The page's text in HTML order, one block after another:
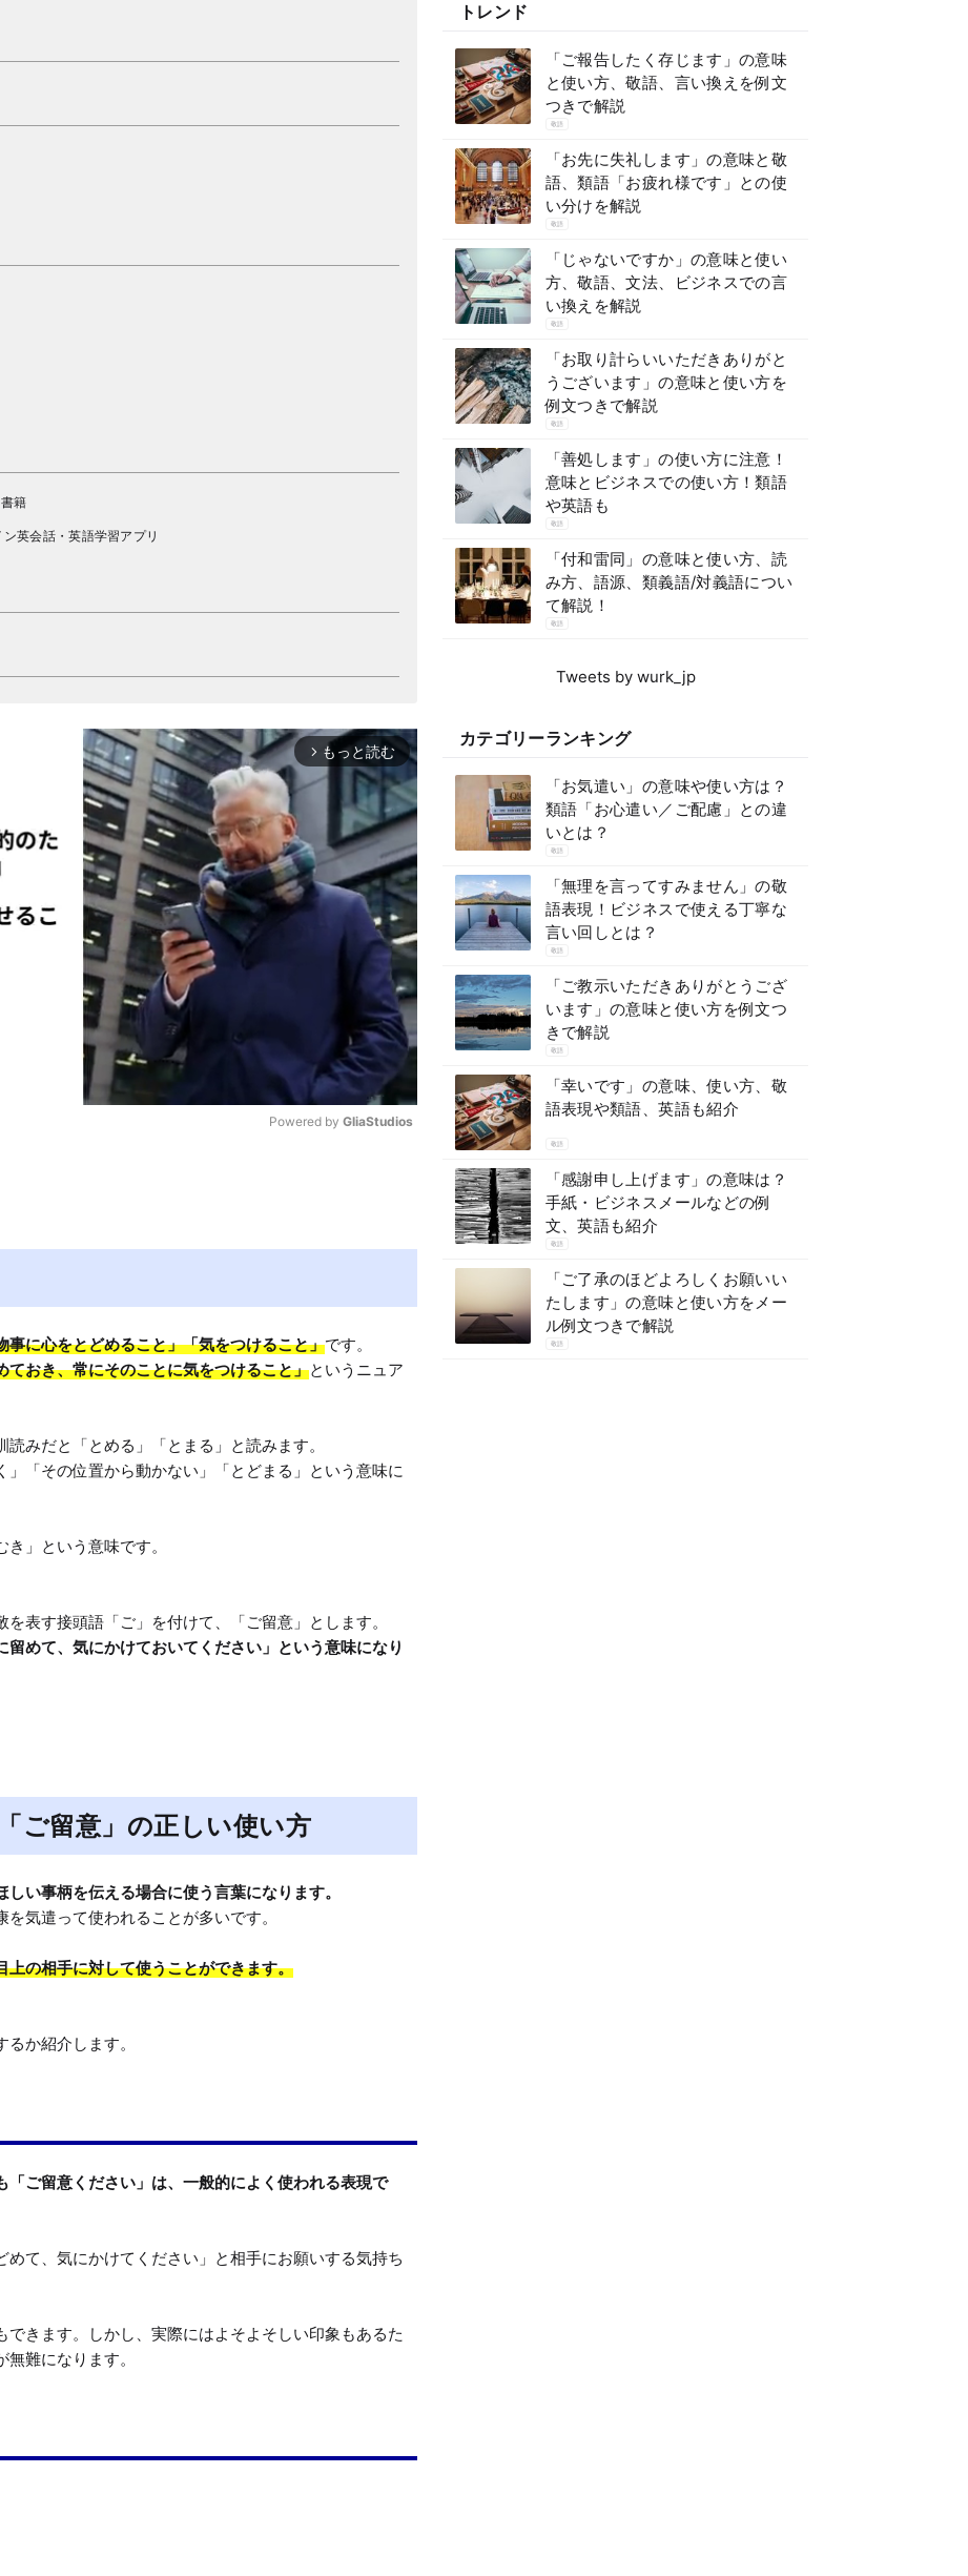
籍
英会話・英語学習アプリ
arrow_forward_ios もっと読む
Powered by GliaStudios
事に心をとどめること」「気をつけること」です。
ておき、常にそのことに気をつけること」というニュア
読みだと「とめる」「とまる」と読みます。
」「その位置から動かない」「とどまる」という意味に
き」という意味です。
留めて、気にかけておいてください」という意味になり
ご留意」の正しい使い方
しい事柄を伝える場合に使う言葉になります。
を気遣って使われることが多いです。
上の相手に対して使うことができます。
るか紹介します。
「ご留意ください」は、一般的によく使われる表現で
めて、気にかけてください」と相手にお願いする気持ち
できます。しかし、実際にはよそよそしい印象もあるた
難になります。
トレンド
「ご報告したく存じます」の意味
と使い方、敬語、言い換えを例文
つきで解説
敬語
「お先に失礼します」の意味と敬
語、類語「お疲れ様です」との使
い分けを解説
敬語
「じゃないですか」の意味と使い
方、敬語、文法、ビジネスでの言
い換えを解説
敬語
「お取り計らいいただきありがと
うございます」の意味と使い方を
例文つきで解説
敬語
「善処します」の使い方に注意！
意味とビジネスでの使い方！類語
や英語も
敬語
「付和雷同」の意味と使い方、読
み方、語源、類義語/対義語につい
て解説！
敬語
Tweets by wurk_jp
カテゴリーランキング
「お気遣い」の意味や使い方は？
類語「お心遣い／ご配慮」との違
いとは？
敬語
「無理を言ってすみません」の敬
語表現！ビジネスで使える丁寧な
言い回しとは？
敬語
「ご教示いただきありがとうござ
います」の意味と使い方を例文つ
きで解説
敬語
「幸いです」の意味、使い方、敬
語表現や類語、英語も紹介
敬語
「感謝申し上げます」の意味は？
手紙・ビジネスメールなどの例
文、英語も紹介
敬語
「ご了承のほどよろしくお願いい
たします」の意味と使い方をメー
ル例文つきで解説
敬語